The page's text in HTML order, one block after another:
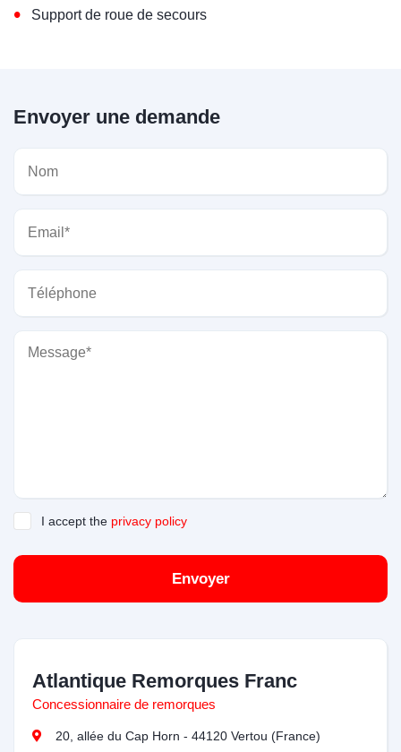
• Support de roue de secours
Envoyer une demande
I accept the privacy policy
Envoyer
Atlantique Remorques Franc
Concessionnaire de remorques
20, allée du Cap Horn - 44120 Vertou (France)